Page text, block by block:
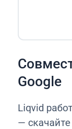
Google
Liqvid
—